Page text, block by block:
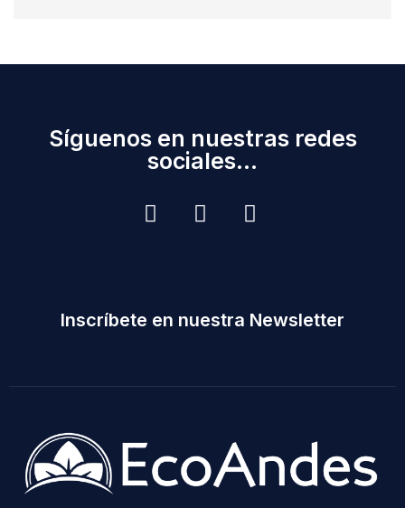
Síguenos en nuestras redes
sociales...
Inscríbete en nuestra Newsletter